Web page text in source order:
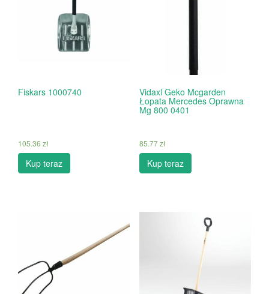
Fiskars 1000740
105.36 zł
Kup teraz
Vidaxl Geko Mcgarden
Łopata Mercedes Oprawna
Mg 800 0401
85.77zł
Kup teraz